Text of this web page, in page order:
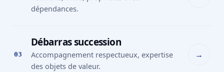
dépendances.
03
Débarras succession
Accompagnement respectueux, expertise
des objets de valeur.
→